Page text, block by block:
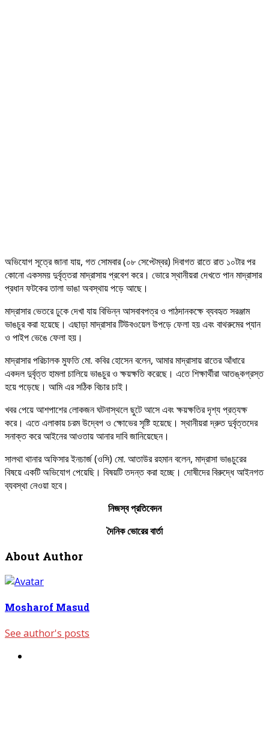
অভিযোগ সূত্রে জানা যায়, গত সোমবার (০৮ সেপ্টেম্বর) দিবাগত রাতে রাত ১০টার পর
কোনো একসময় দুর্বৃত্তরা মাদ্রাসায় প্রবেশ করে। ভোরে স্থানীয়রা দেখতে পান মাদ্রাসার
প্রধান ফটকের তালা ভাঙা অবস্থায় পড়ে আছে।
মাদ্রাসার ভেতরে ঢুকে দেখা যায় বিভিন্ন আসবাবপত্র ও পাঠদানকক্ষে ব্যবহৃত সরঞ্জাম
ভাঙচুর করা হয়েছে। এছাড়া মাদ্রাসার টিউবওয়েল উপড়ে ফেলা হয় এবং বাথরুমের প্যান
ও পাইপ ভেঙে ফেলা হয়।
মাদ্রাসার পরিচালক মুফতি মো. কবির হোসেন বলেন, আমার মাদ্রাসায় রাতের আঁধারে
একদল দুর্বৃত্ত হামলা চালিয়ে ভাঙচুর ও ক্ষয়ক্ষতি করেছে। এতে শিক্ষার্থীরা আতঙ্কগ্রস্ত
হয়ে পড়েছে। আমি এর সঠিক বিচার চাই।
খবর পেয়ে আশপাশের লোকজন ঘটনাস্থলে ছুটে আসে এবং ক্ষয়ক্ষতির দৃশ্য প্রত্যক্ষ
করে। এতে এলাকায় চরম উদ্বেগ ও ক্ষোভের সৃষ্টি হয়েছে। স্থানীয়রা দ্রুত দুর্বৃত্তদের
সনাক্ত করে আইনের আওতায় আনার দাবি জানিয়েছেন।
সালথা থানার অফিসার ইনচার্জ (ওসি) মো. আতাউর রহমান বলেন, মাদ্রাসা ভাঙচুরের
বিষয়ে একটি অভিযোগ পেয়েছি। বিষয়টি তদন্ত করা হচ্ছে। দোষীদের বিরুদ্ধে আইনগত
ব্যবস্থা নেওয়া হবে।
নিজস্বপ্রতিবেদন
দৈনিকভোরেরবার্তা
About Author
Mosharof Masud
See author's posts